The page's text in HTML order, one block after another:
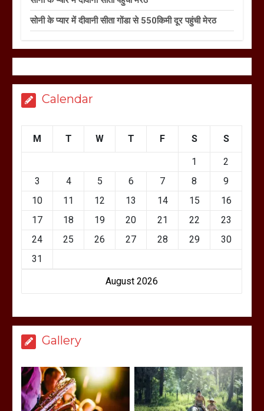
सोनी के प्यार में दीवानी सीता गोंडा से 550किमी दूर पहुंची मेरठ
Calendar
August 2026
M T W T F S S
1
2
3
4 5 6 7 8
9
10
11 12 13 14 15
16
17
18 19 20 21 22
23
24
25 26 27 28 29
30
31
Gallery